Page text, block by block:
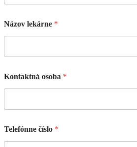
Názov lekárne *
Kontaktná osoba *
Telefónne číslo *